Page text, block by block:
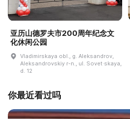
亚历山德罗夫市200周年纪念文
化休闲公园
Vladimirskaya obl., g. Aleksandrov,
Aleksandrovskiy r-n., ul. Sovet·skaya,
d. 12
你最近看过吗